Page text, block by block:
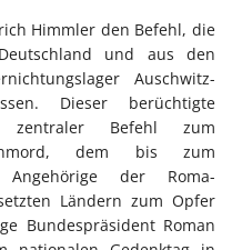
Himmler den Befehl, die
und aus den
Auschwitz-
Dieser berüchtigte
zentraler Befehl zum
dem bis zum
Angehörige der Roma-
Ländern zum Opfer
Bundespräsident Roman